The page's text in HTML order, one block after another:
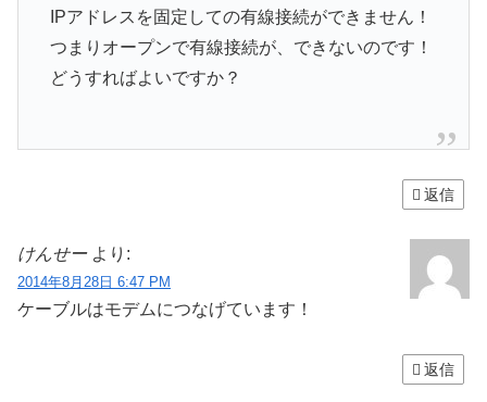
IPアドレスを固定しての有線接続ができません！
つまりオープンで有線接続が、できないのです！
どうすればよいですか？
返信
けんせー より:
2014年8月28日 6:47 PM
ケーブルはモデムにつなげています！
返信